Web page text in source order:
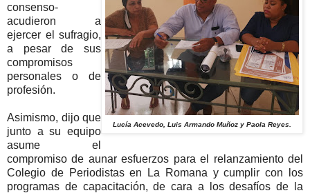
Lucía Acevedo, Luis Armando Muñoz y Paola Reyes.
consenso-
acudieron a
ejercer el sufragio,
a pesar de sus
compromisos
personales o de
profesión.
Asimismo, dijo que
junto a su equipo
asume el
compromiso de aunar esfuerzos para el relanzamiento del
Colegio de Periodistas en La Romana y cumplir con los
programas de capacitación, de cara a los desafíos de la